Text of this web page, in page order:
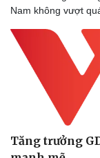
Nam không vượt
Tăng trưởng